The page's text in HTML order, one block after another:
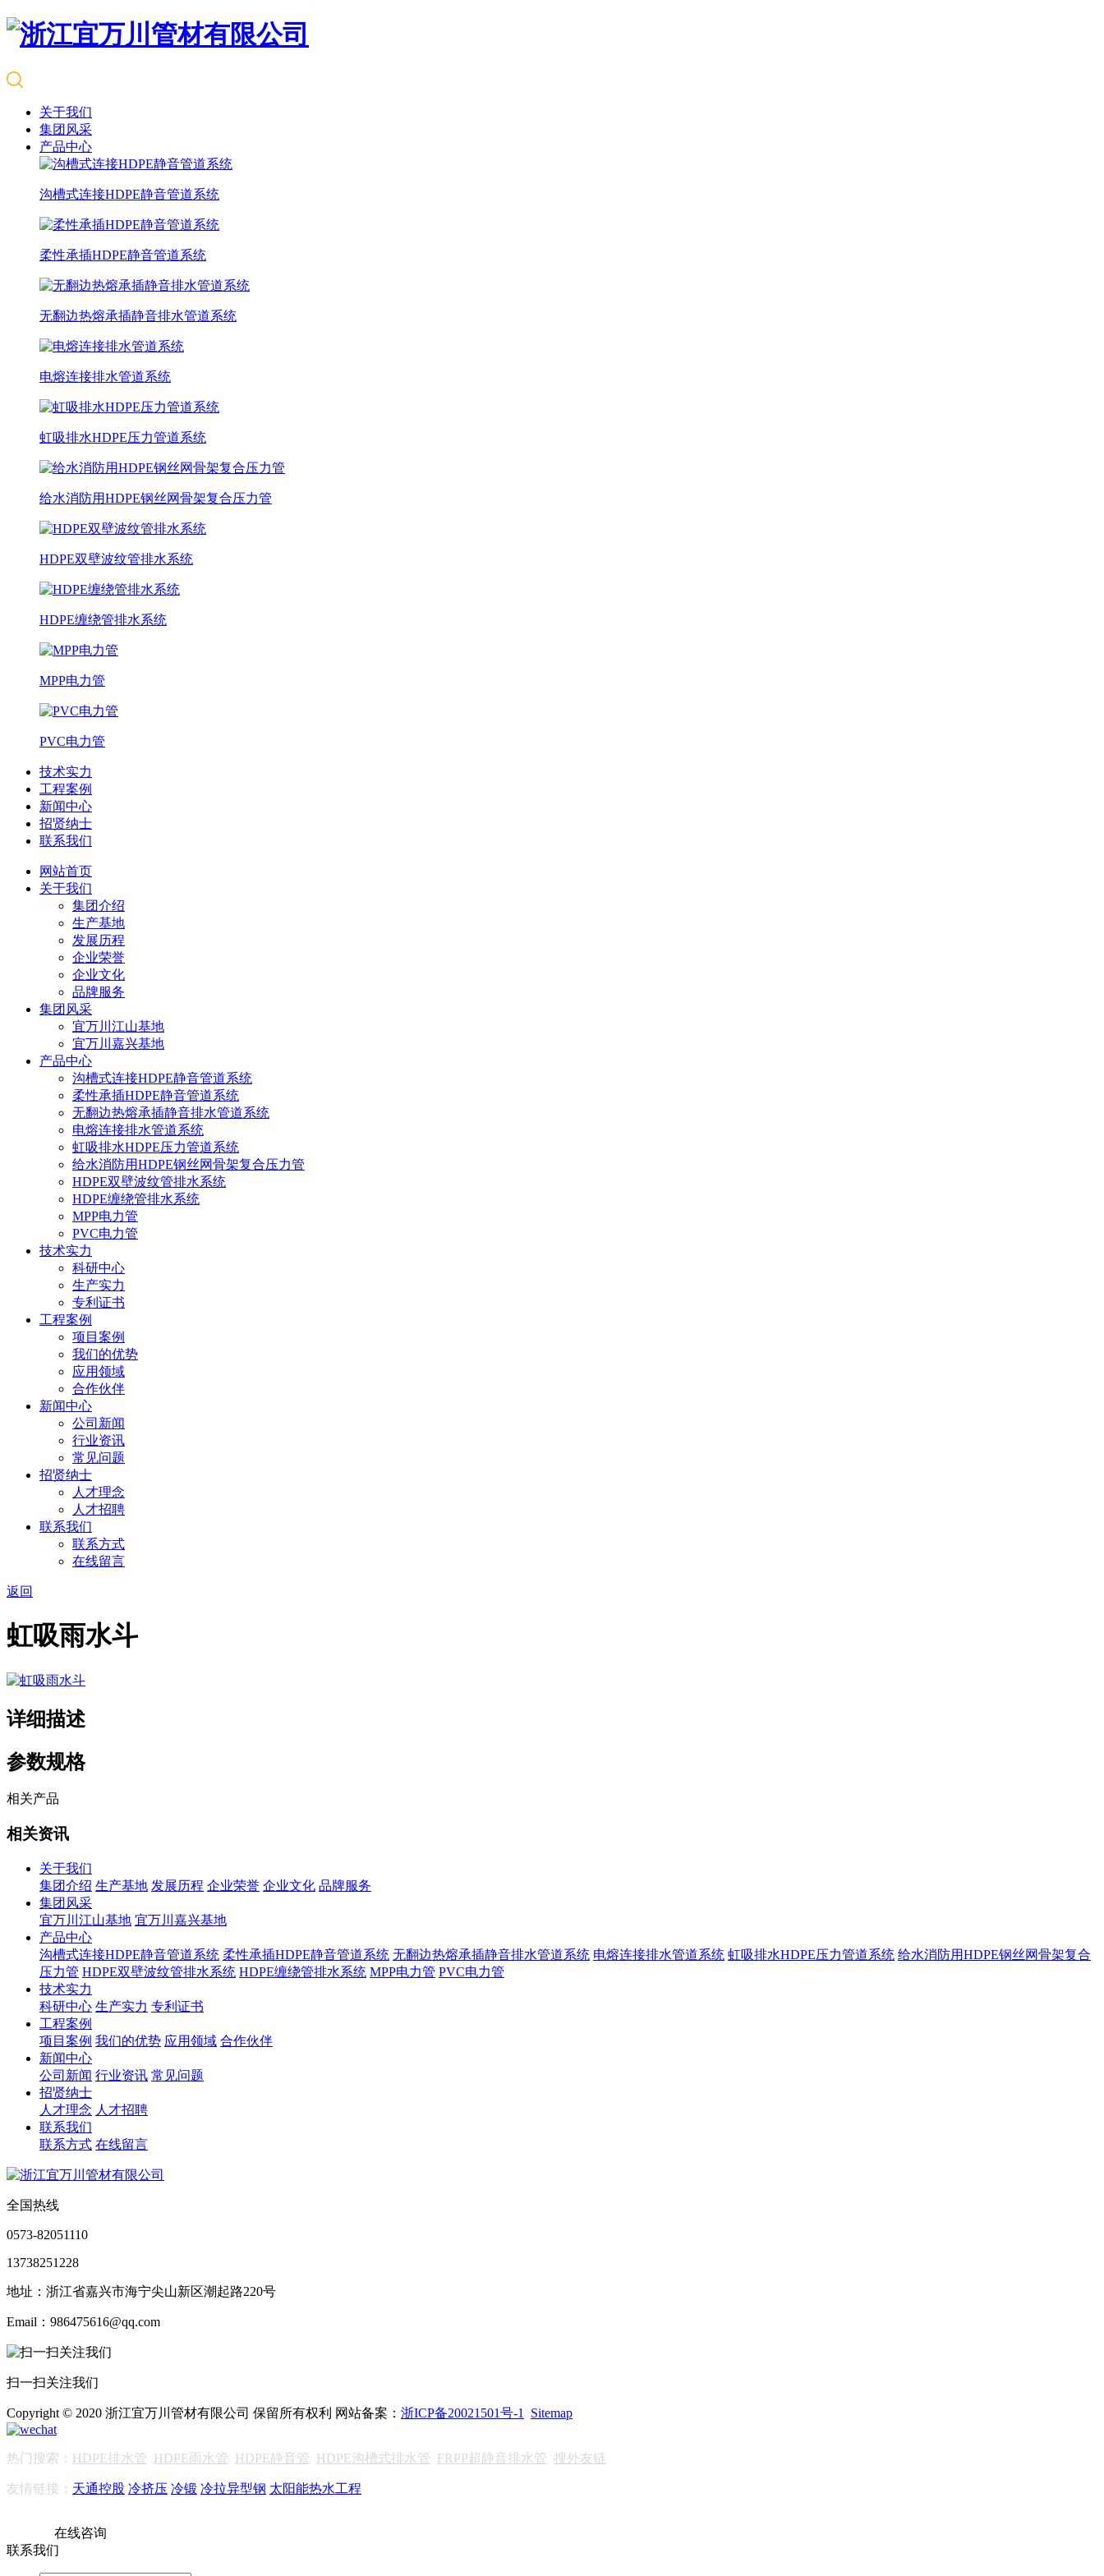
关于我们
集团风采
产品中心
沟槽式连接HDPE静音管道系统
柔性承插HDPE静音管道系统
无翻边热熔承插静音排水管道系统
电熔连接排水管道系统
虹吸排水HDPE压力管道系统
给水消防用HDPE钢丝网骨架复合压力管
HDPE双壁波纹管排水系统
HDPE缠绕管排水系统
MPP电力管
PVC电力管
技术实力
工程案例
新闻中心
招贤纳士
联系我们
网站首页
关于我们
集团介绍
生产基地
发展历程
企业荣誉
企业文化
品牌服务
集团风采
宜万川江山基地
宜万川嘉兴基地
产品中心
沟槽式连接HDPE静音管道系统
柔性承插HDPE静音管道系统
无翻边热熔承插静音排水管道系统
电熔连接排水管道系统
虹吸排水HDPE压力管道系统
给水消防用HDPE钢丝网骨架复合压力管
HDPE双壁波纹管排水系统
HDPE缠绕管排水系统
MPP电力管
PVC电力管
技术实力
科研中心
生产实力
专利证书
工程案例
项目案例
我们的优势
应用领域
合作伙伴
新闻中心
公司新闻
行业资讯
常见问题
招贤纳士
人才理念
人才招聘
联系我们
联系方式
在线留言
返回
虹吸雨水斗
详细描述
参数规格
相关产品
相关资讯
关于我们
集团介绍 生产基地 发展历程 企业荣誉 企业文化 品牌服务
集团风采
宜万川江山基地 宜万川嘉兴基地
产品中心
沟槽式连接HDPE静音管道系统 柔性承插HDPE静音管道系统 无翻边热熔承插静音排水管道系统 电熔连接排水管道系统 虹吸排水HDPE压力管道系统 给水消防用HDPE钢丝网骨架复合
压力管 HDPE双壁波纹管排水系统 HDPE缠绕管排水系统 MPP电力管 PVC电力管
技术实力
科研中心 生产实力 专利证书
工程案例
项目案例 我们的优势 应用领域 合作伙伴
新闻中心
公司新闻 行业资讯 常见问题
招贤纳士
人才理念 人才招聘
联系我们
联系方式 在线留言
全国热线
0573-82051110
13738251228
地址：浙江省嘉兴市海宁尖山新区潮起路220号
Email：986475616@qq.com
扫一扫关注我们
Copyright © 2020 浙江宜万川管材有限公司 保留所有权利 网站备案： 浙ICP备20021501号-1 Sitemap
热门搜索： HDPE排水管 HDPE雨水管 HDPE静音管 HDPE沟槽式排水管 FRPP超静音排水管 搜外友链
友情链接： 天通控股 冷挤压 冷锻 冷拉异型钢 太阳能热水工程
在线咨询
联系我们